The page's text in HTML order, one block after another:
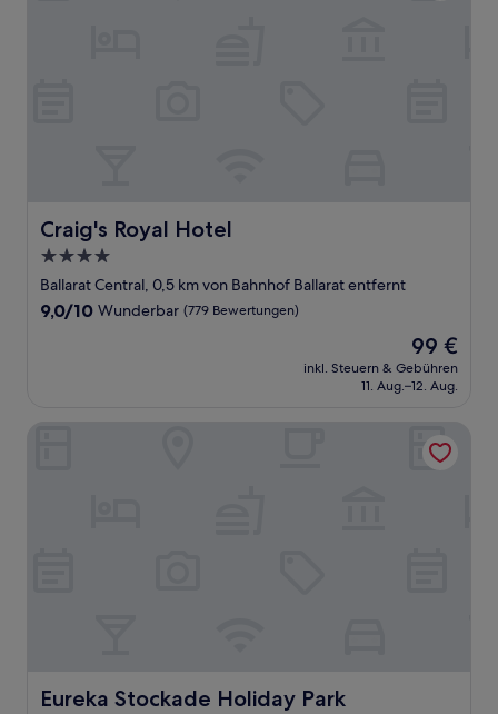
Craig's Royal Hotel
Craig's Royal Hotel
4.0-
Sterne-
Unterkunft
Ballarat Central, 0,5 km von Bahnhof Ballarat entfernt
9.0
9,0/10 Wunderbar (779 Bewertungen)
Der
Preis
beträgt
99 €
inkl. Steuern & Gebühren
11. Aug.–12. Aug.
Eureka Stockade Holiday Park
Eureka Stockade Holiday Park